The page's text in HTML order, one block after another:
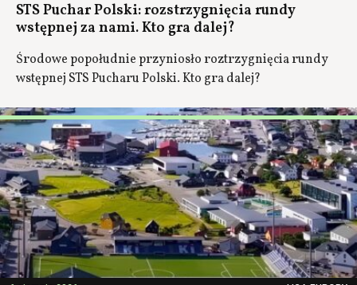
STS Puchar Polski: rozstrzygnięcia rundy
wstępnej za nami. Kto gra dalej?
Środowe popołudnie przyniosło roztrzygnięcia rundy
wstępnej STS Pucharu Polski. Kto gra dalej?